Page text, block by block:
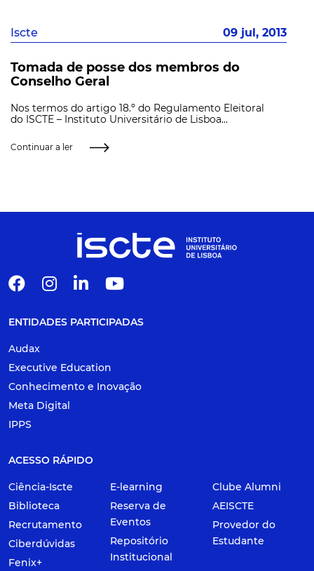
Iscte 09 jul, 2013
Tomada de posse dos membros do
Conselho Geral
Nos termos do artigo 18.º do Regulamento Eleitoral
do ISCTE – Instituto Universitário de Lisboa...
Continuar a ler
ENTIDADES PARTICIPADAS
Audax
Executive Education
Conhecimento e Inovação
Meta Digital
IPPS
ACESSO RÁPIDO
Ciência-Iscte
Biblioteca
Recrutamento
Ciberdúvidas
Fenix+
E-learning
Reserva de
Eventos
Repositório
Institucional
Clube Alumni
AEISCTE
Provedor do
Estudante